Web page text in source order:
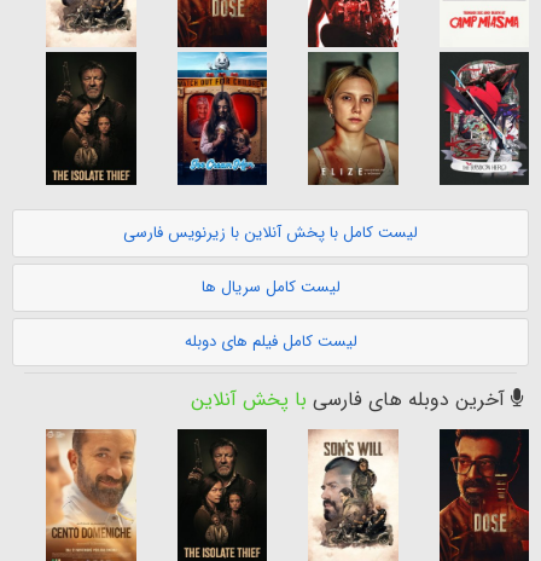
لیست کامل با پخش آنلاین با زیرنویس فارسی
لیست کامل سریال ها
لیست کامل فیلم های دوبله
آخرین دوبله های فارسی با پخش آنلاین